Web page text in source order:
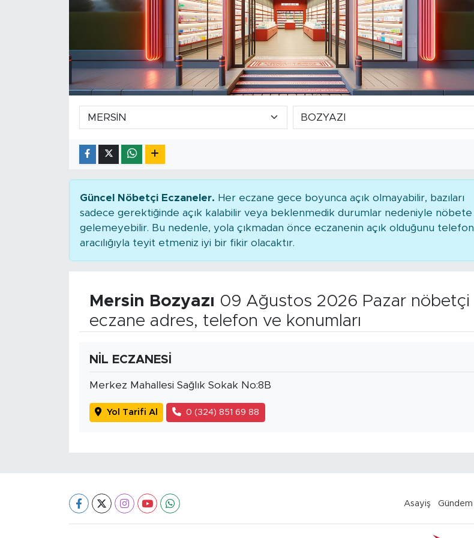
Güncel Nöbetçi Eczaneler. Her eczane gece boyunca açık olmayabilir, bazıları
sadece gerektiğinde açık kalabilir veya beklenmedik durumlar nedeniyle nöbete
gelemeyebilir. Bu nedenle, yola çıkmadan önce eczanenin açık olduğunu telefon
aracılığıyla teyit etmeniz iyi bir fikir olacaktır.
Mersin Bozyazı 09 Ağustos 2026 Pazar nöbetçi
eczane adres, telefon ve konumları
NİL ECZANESİ
Merkez Mahallesi Sağlık Sokak No:8B
Yol Tarifi Al 0 (324) 851 69 88
Asayiş Gündem